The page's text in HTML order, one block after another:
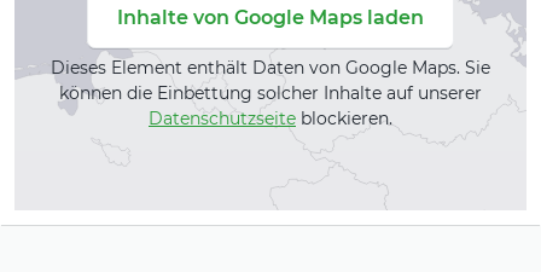
Inhalte von Google Maps laden
Dieses Element enthält Daten von Google Maps. Sie
können die Einbettung solcher Inhalte auf unserer
Datenschutzseite blockieren.